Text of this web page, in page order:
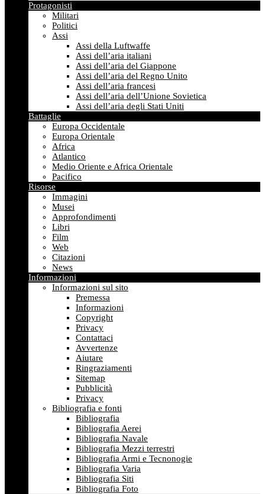
Protagonisti
Militari
Politici
Assi
Assi della Luftwaffe
Assi dell’aria italiani
Assi dell’aria del Giappone
Assi dell’aria del Regno Unito
Assi dell’aria francesi
Assi dell’aria dell’Unione Sovietica
Assi dell’aria degli Stati Uniti
Battaglie
Europa Occidentale
Europa Orientale
Africa
Atlantico
Medio Oriente e Africa Orientale
Pacifico
Risorse
Immagini
Musei
Approfondimenti
Libri
Film
Web
Citazioni
News
Informazioni
Informazioni sul sito
Premessa
Informazioni
Copyright
Privacy
Contattaci
Avvertenze
Aiutare
Ringraziamenti
Sitemap
Pubblicità
Privacy
Bibliografia e fonti
Bibliografia
Bibliografia Aerei
Bibliografia Navale
Bibliografia Mezzi terrestri
Bibliografia Armi e Tecnonogie
Bibliografia Varia
Bibliografia Siti
Bibliografia Foto